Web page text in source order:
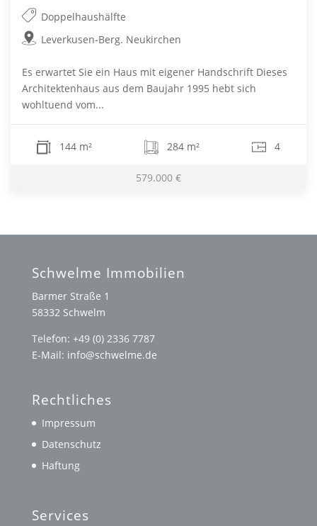
Doppelhaushälfte
Leverkusen-Berg. Neukirchen
Es erwartet Sie ein Haus mit eigener Handschrift Dieses
Architektenhaus aus dem Baujahr 1995 hebt sich
wohltuend vom...
144 m² 284 m² 4
579.000 €
Schwelme Immobilien
Barmer Straße 1
58332 Schwelm
Telefon: +49 (0) 2336 7787
E-Mail: info@schwelme.de
Rechtliches
Impressum
Datenschutz
Haftung
Services